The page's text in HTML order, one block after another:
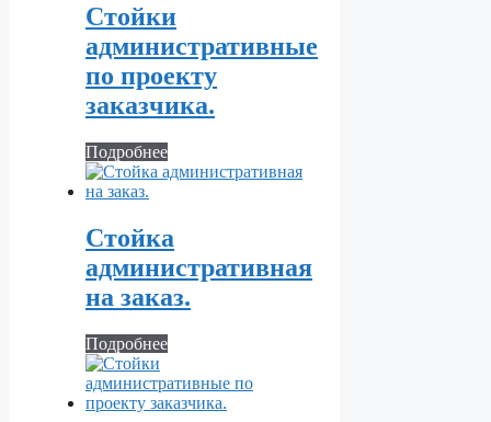
Стойки
административные
по проекту
заказчика.
Подробнее
Стойка
административная
на заказ.
Подробнее